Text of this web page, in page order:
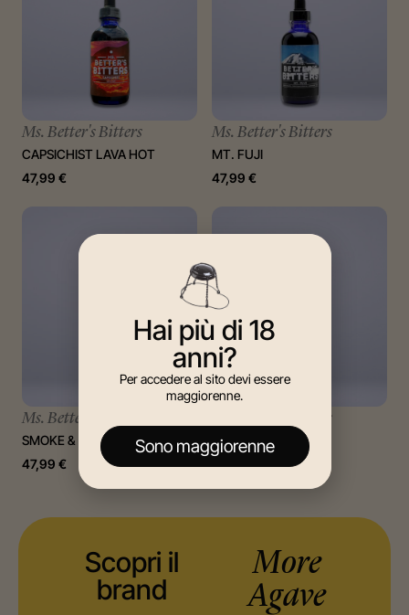
Ms. Better's Bitters
CAPSICHIST LAVA HOT
47,99 €
Ms. Better's Bitters
MT. FUJI
47,99 €
Ms. Better's Bitters
SMOKE & OAK
47,99 €
Ms. Better's Bitters
SOMMACCO & KIWI
47,99€
Scopri il
brand
More
Agave
Hai più di 18
anni?
Per accedere al sito devi essere
maggiorenne.
Sono maggiorenne